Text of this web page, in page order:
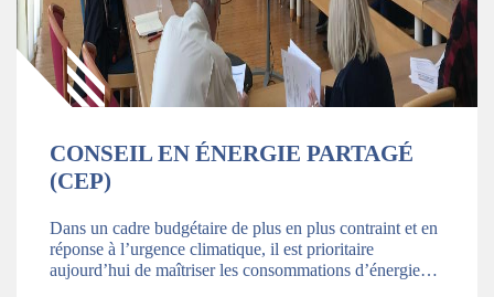
CONSEIL EN ÉNERGIE PARTAGÉ
(CEP)
Dans un cadre budgétaire de plus en plus contraint et en
réponse à l’urgence climatique, il est prioritaire
aujourd’hui de maîtriser les consommations d’énergie…